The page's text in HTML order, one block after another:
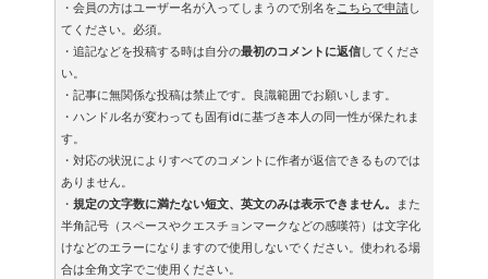
・会員の方はユーザー名が入ってしまうので別名をこちらで申請し
てください。必須。
・追記などを投稿する時は自分の最初のコメントに返信してくださ
い。
・記事に無関係な投稿は禁止です。良識範囲でお願いします。
・ハンドル名が変わっても固有idに基づき本人の同一性が保たれま
す。
・対応の状況によりすべてのコメントに作者が返信できるものでは
ありません。
・ 規定の文字数に満たない短文、英文のみは表示できません。
また
半角記号（スペースやクエスチョンマークなどの感嘆符）は文字化
けなどのエラーになりますので使用しないでください。使われる場
合は全角文字でご使用ください。